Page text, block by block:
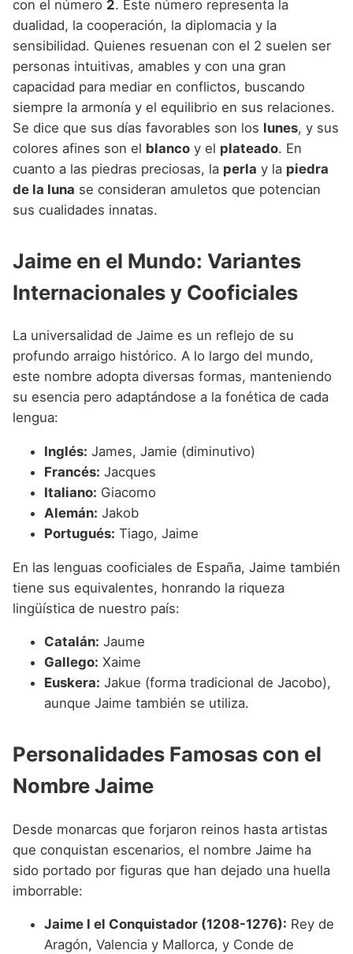
con el número 2. Este número representa la
dualidad, la cooperación, la diplomacia y la
sensibilidad. Quienes resuenan con el 2 suelen ser
personas intuitivas, amables y con una gran
capacidad para mediar en conflictos, buscando
siempre la armonía y el equilibrio en sus relaciones.
Se dice que sus días favorables son los lunes, y sus
colores afines son el blanco y el plateado. En
cuanto a las piedras preciosas, la perla y la piedra
de la luna se consideran amuletos que potencian
sus cualidades innatas.
Jaime en el Mundo: Variantes
Internacionales y Cooficiales
La universalidad de Jaime es un reflejo de su
profundo arraigo histórico. A lo largo del mundo,
este nombre adopta diversas formas, manteniendo
su esencia pero adaptándose a la fonética de cada
lengua:
Inglés: James, Jamie (diminutivo)
Francés: Jacques
Italiano: Giacomo
Alemán: Jakob
Portugués: Tiago, Jaime
En las lenguas cooficiales de España, Jaime también
tiene sus equivalentes, honrando la riqueza
lingüística de nuestro país:
Catalán: Jaume
Gallego: Xaime
Euskera: Jakue (forma tradicional de Jacobo),
aunque Jaime también se utiliza.
Personalidades Famosas con el
Nombre Jaime
Desde monarcas que forjaron reinos hasta artistas
que conquistan escenarios, el nombre Jaime ha
sido portado por figuras que han dejado una huella
imborrable:
Jaime I el Conquistador (1208-1276): Rey de
Aragón, Valencia y Mallorca, y Conde de